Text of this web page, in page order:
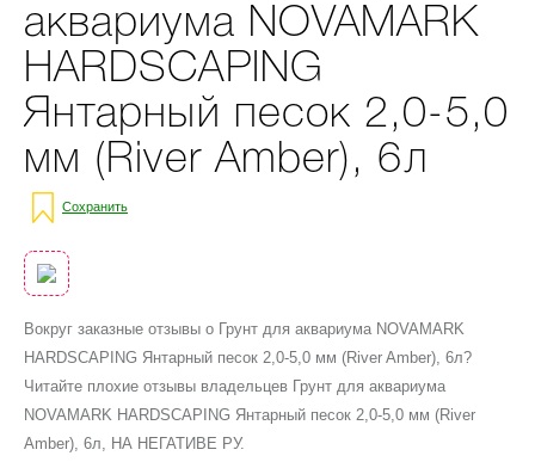
аквариума NOVAMARK
HARDSCAPING
Янтарный песок 2,0-5,0
мм (River Amber), 6л
Сохранить
Вокруг заказные отзывы о Грунт для аквариума NOVAMARK
HARDSCAPING Янтарный песок 2,0-5,0 мм (River Amber), 6л?
Читайте плохие отзывы владельцев Грунт для аквариума
NOVAMARK HARDSCAPING Янтарный песок 2,0-5,0 мм (River
Amber), 6л, НА НЕГАТИВЕ РУ.